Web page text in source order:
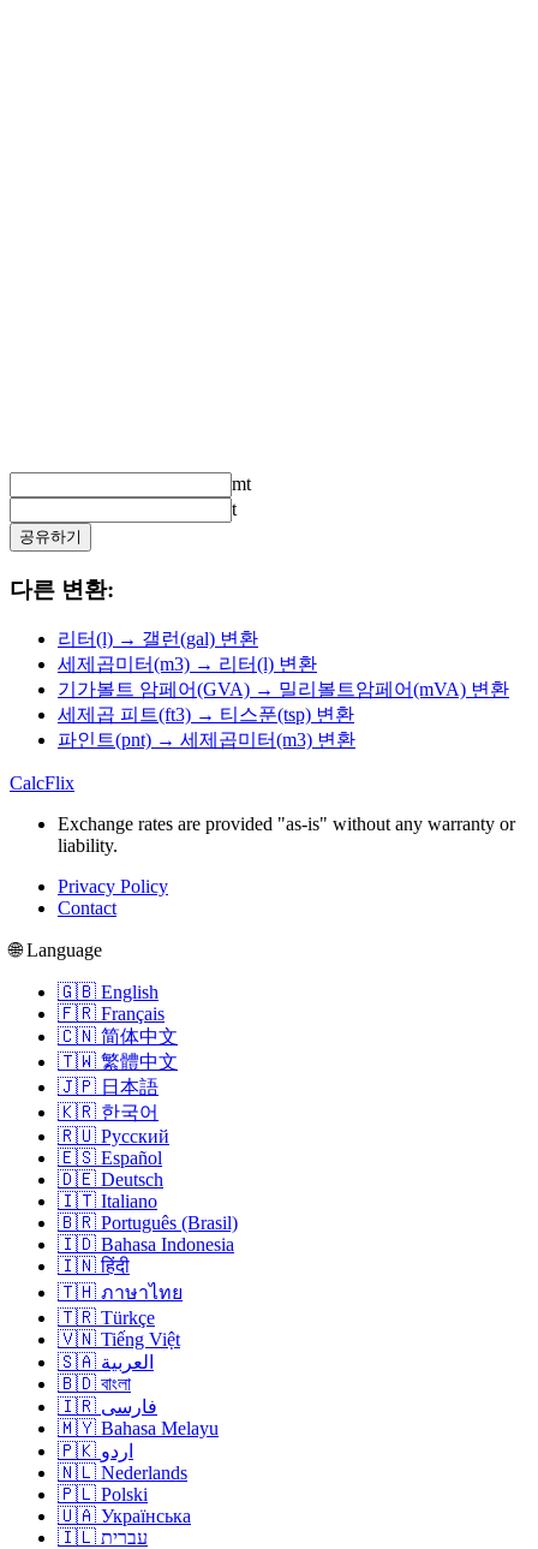
mt
t
공유하기
다른 변환:
리터(l) → 갤런(gal) 변환
세제곱미터(m3) → 리터(l) 변환
기가볼트 암페어(GVA) → 밀리볼트암페어(mVA) 변환
세제곱 피트(ft3) → 티스푼(tsp) 변환
파인트(pnt) → 세제곱미터(m3) 변환
CalcFlix
Exchange rates are provided "as-is" without any warranty or
liability.
Privacy Policy
Contact
🌐 Language
🇬🇧 English
🇫🇷 Français
🇨🇳 简体中文
🇹🇼 繁體中文
🇯🇵 日本語
🇰🇷 한국어
🇷🇺 Русский
🇪🇸 Español
🇩🇪 Deutsch
🇮🇹 Italiano
🇧🇷 Português (Brasil)
🇮🇩 Bahasa Indonesia
🇮🇳 हिंदी
🇹🇭 ภาษาไทย
🇹🇷 Türkçe
🇻🇳 Tiếng Việt
🇸🇦 العربية
🇧🇩 বাংলা
🇮🇷 فارسی
🇲🇾 Bahasa Melayu
🇵🇰 اردو
🇳🇱 Nederlands
🇵🇱 Polski
🇺🇦 Українська
🇮🇱 עברית